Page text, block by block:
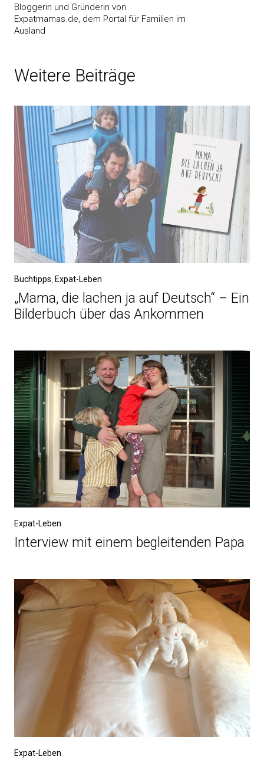
Bloggerin und Gründerin von
Expatmamas.de, dem Portal für Familien im
Ausland
Weitere Beiträge
Buchtipps Expat-Leben
„Mama, die lachen ja auf Deutsch“ – Ein
Bilderbuch über das Ankommen
Expat-Leben
Interview mit einem begleitenden Papa
Expat-Leben